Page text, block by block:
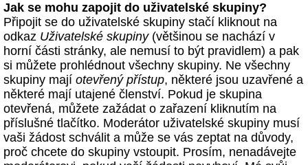
Jak se mohu zapojit do uživatelské skupiny?
Připojit se do uživatelské skupiny stačí kliknout na
odkaz Uživatelské skupiny(většinou se nachází v
horní části stránky, ale nemusí to být pravidlem) a pak
si můžete prohlédnout všechny skupiny. Ne všechny
skupiny mají otevřený přístup, některé jsou uzavřené a
některé mají utajené členství. Pokud je skupina
otevřená, můžete zažádat o zařazení kliknutím na
příslušné tlačítko. Moderátor uživatelské skupiny musí
vaši žádost schválit a může se vás zeptat na důvody,
proč chcete do skupiny vstoupit. Prosím, nenadávejte